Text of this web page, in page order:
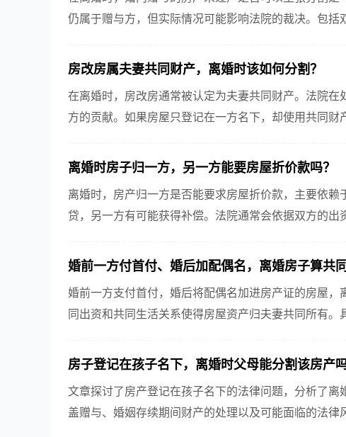
仍属于赠与方，但实际情况可能影响法院的裁决。包
房改房属夫妻共同财产，离婚时该如何分割？
在离婚时，房改房通常被认定为夫妻共同财产。法院
方的贡献。如果房屋只登记在一方名下，却使用共同
离婚时房子归一方，另一方能要房屋折价款吗？
离婚时，房产归一方是否能要求房屋折价款，主要依
贷，另一方有可能获得补偿。法院通常会依据双方的
婚前一方付首付、婚后加配偶名，离婚房子算共
婚前一方支付首付，婚后将配偶名加进房产证的房屋
同出资和共同生活关系使得房屋资产归夫妻共同所有
房子登记在孩子名下，离婚时父母能分割该房产吗
文章探讨了房产登记在孩子名下的法律问题，分析了
盖赠与、婚姻存续期间财产的处理以及可能面临的法